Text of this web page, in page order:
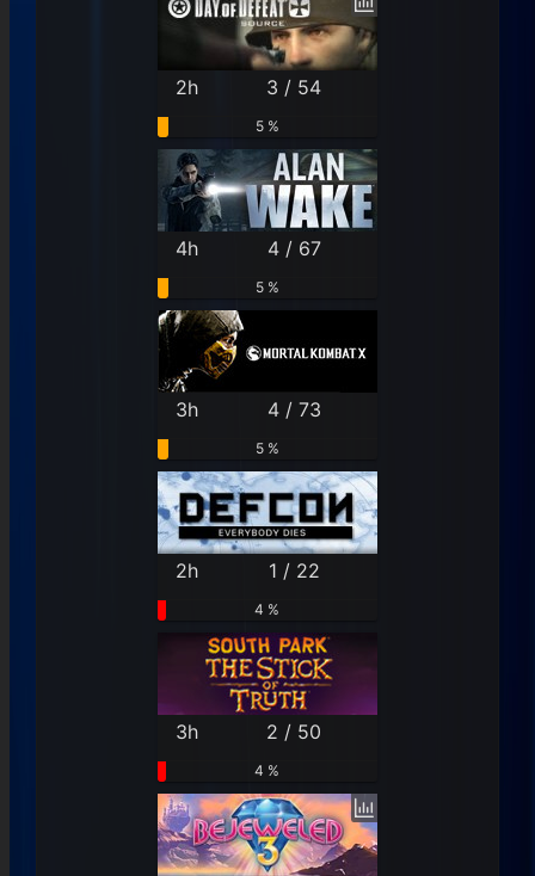
2h 3 / 54
5 %
4h 4 / 67
5 %
3h 4 / 73
5 %
2h 1 / 22
4 %
3h 2 / 50
4 %